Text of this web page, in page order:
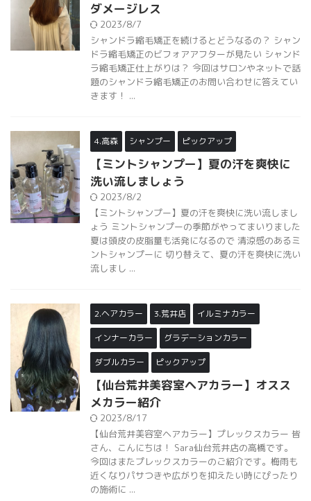
ダメージレス
2023/8/7
シャンドラ縮毛矯正を続けるとどうなるの？ シャン
ドラ縮毛矯正のビフォアアフターが見たい シャンド
ラ縮毛矯正仕上がりは？ 今回はサロンやネットで話
題のシャンドラ縮毛矯正のお問い合わせに答えてい
きます！ ...
4.高森 シャンプー ピックアップ
【ミントシャンプー】夏の汗を爽快に
洗い流しましょう
2023/8/2
【ミントシャンプー】夏の汗を爽快に洗い流しまし
ょう ミントシャンプーの季節がやってまいりました
夏は頭皮の皮脂量も活発になるので 清涼感のあるミ
ントシャンプーに 切り替えて、夏の汗を爽快に洗い
流しまし ...
2.ヘアカラー 3.荒井店 イルミナカラー
インナーカラー グラデーションカラー
ダブルカラー ピックアップ
【仙台荒井美容室ヘアカラー】オスス
メカラー紹介
2023/8/17
【仙台荒井美容室ヘアカラー】プレックスカラー 皆
さん、こんにちは！ Sara仙台荒井店の高橋です。
今回はまたプレックスカラーのご紹介です。梅雨も
近くなりパサつきや広がりを抑えたい時にぴったり
の施術に ...